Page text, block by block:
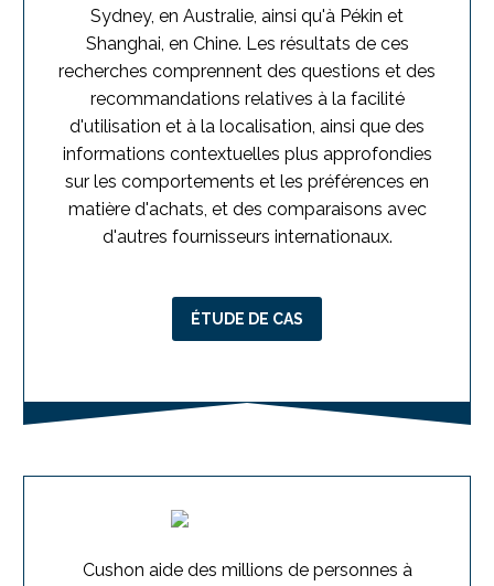
Sydney, en Australie, ainsi qu'à Pékin et
Shanghai, en Chine. Les résultats de ces
recherches comprennent des questions et des
recommandations relatives à la facilité
d'utilisation et à la localisation, ainsi que des
informations contextuelles plus approfondies
sur les comportements et les préférences en
matière d'achats, et des comparaisons avec
d'autres fournisseurs internationaux.
ÉTUDE DE CAS
Cushon aide des millions de personnes à